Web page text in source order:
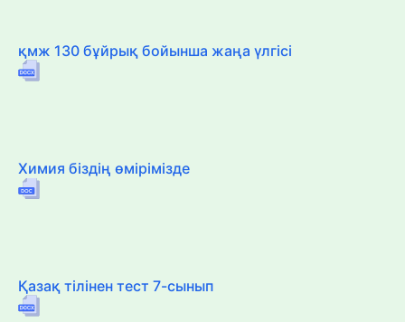
қмж 130 бұйрық бойынша жаңа үлгісі
Химия біздің өмірімізде
Қазақ тілінен тест 7-сынып